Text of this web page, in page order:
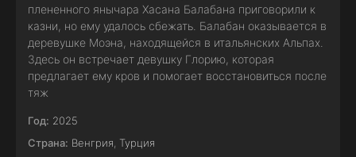
плененного янычара Хасана Балабана приговорили к
казни, но ему удалось сбежать. Балабан оказывается в
деревушке Моэна, находящейся в итальянских Альпах.
Здесь он встречает девушку Глорию, которая
предлагает ему кров и помогает восстановиться после
тяж
Год: 2025
Страна: Венгрия Турция